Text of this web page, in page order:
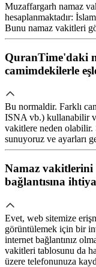
Muzaffargarh namaz
hesaplanmaktadır:
Bunu namaz vakitleri
QuranTime'daki
camimdekilerle
Bu normaldir. Farklı
ISNA vb.) kullanabilir
vakitlere neden olabilir.
sunuyoruz ve ayarları
Namaz
bağlantısına
Evet, web sitemize
görüntülemek için bir
internet bağlantınız
vakitleri tablosunu da
üzere telefonunuza